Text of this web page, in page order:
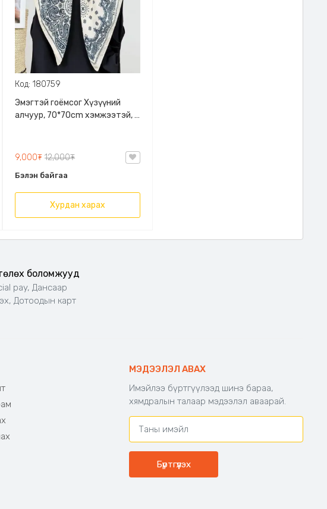
Код: 180759
Эмэгтэй гоёмсог Хүзүүний
алчуур, 70*70cm хэмжээтэй, 4
9,000₮12,000₮
Бэлэн байгаа
Хурдан харах
боломжууд
pay, Дансаар
Дотоодын карт
МЭДЭЭЛЭЛ АВАХ
Имэйлээ бүртгүүлээд шинэ бараа,
хямдралын талаар мэдээлэл аваарай.
Бүртгүүлэх